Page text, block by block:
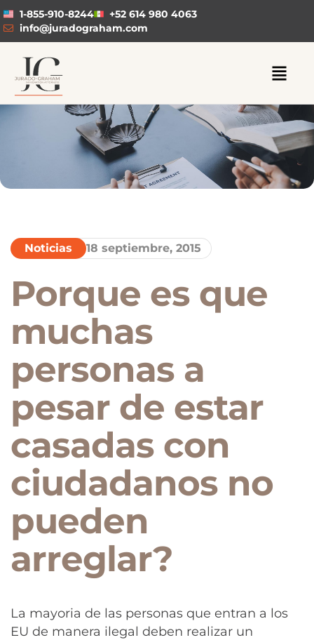
1-855-910-8244
+52 614 980 4063
info@juradograham.com
Noticias 18 septiembre, 2015
Porque es que
muchas
personas a
pesar de estar
casadas con
ciudadanos no
pueden
arreglar?
La mayoria de las personas que entran a los
EU de manera ilegal deben realizar un